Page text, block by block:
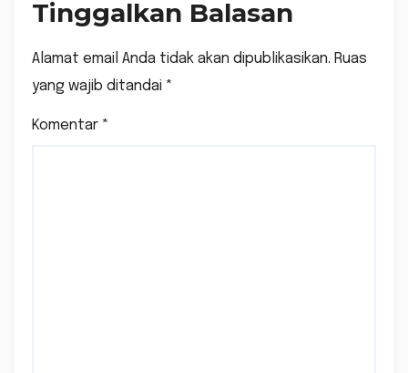
Tinggalkan Balasan
Alamat email Anda tidak akan dipublikasikan. Ruas
yang wajib ditandai *
Komentar *